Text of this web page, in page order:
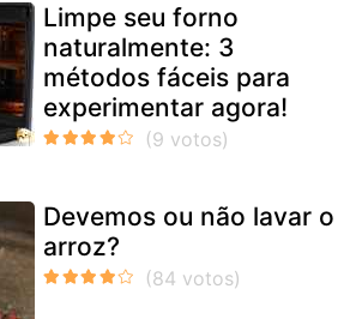
Limpe seu forno
naturalmente: 3
métodos fáceis para
experimentar agora!
Devemos ou não lavar o
arroz?